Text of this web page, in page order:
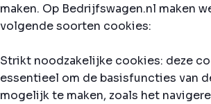
maken. Op Bedrijfswagen.nl maken
volgende soorten cookies:
Strikt noodzakelijke cookies: deze
essentieel om de basisfuncties van
mogelijk te maken, zoals het